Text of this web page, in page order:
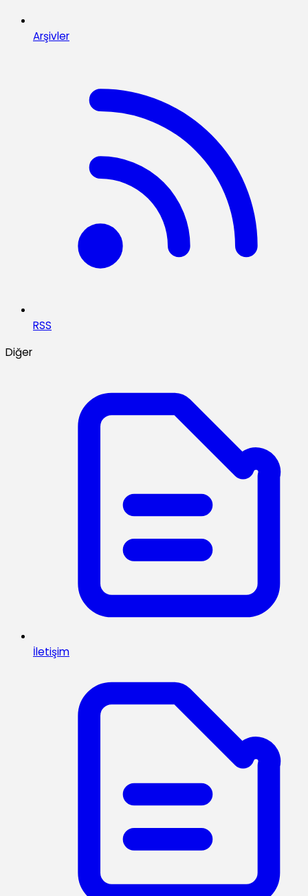
Arşivler
RSS
Diğer
İletişim